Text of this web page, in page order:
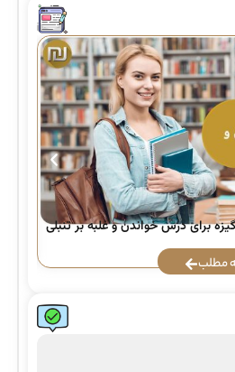
برای درس خواندن و غلبه بر تنبلی
مطلب